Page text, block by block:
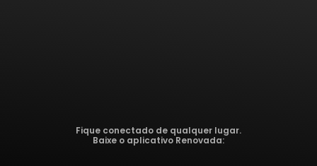
Fique conectado de qualquer lugar.
Baixe o aplicativo Renovada: